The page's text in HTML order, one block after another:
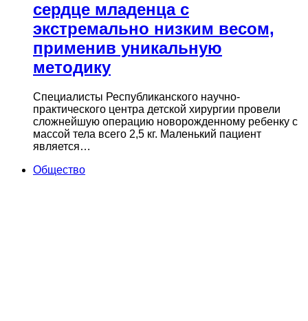
сердце младенца с
экстремально низким весом,
применив уникальную
методику
Специалисты Республиканского научно-
практического центра детской хирургии провели
сложнейшую операцию новорожденному ребенку с
массой тела всего 2,5 кг. Маленький пациент
является…
Общество